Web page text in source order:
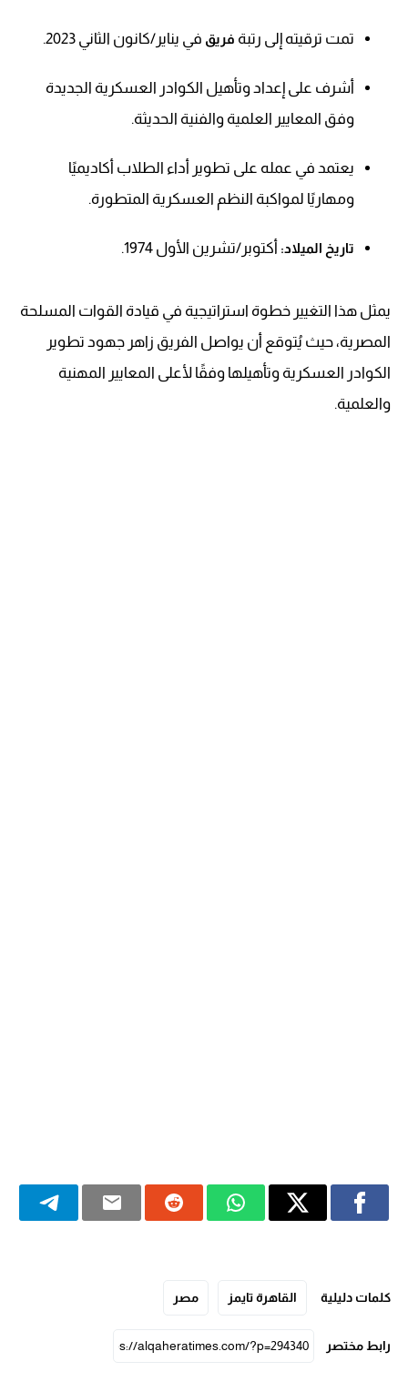
تمت ترقيته إلى رتبة فريق في يناير/كانون الثاني 2023.
أشرف على إعداد وتأهيل الكوادر العسكرية الجديدة
وفق المعايير العلمية والفنية الحديثة.
يعتمد في عمله على تطوير أداء الطلاب أكاديميًا
ومهاريًا لمواكبة النظم العسكرية المتطورة.
تاريخ الميلاد: أكتوبر/تشرين الأول 1974.
يمثل هذا التغيير خطوة استراتيجية في قيادة القوات المسلحة
المصرية، حيث يُتوقع أن يواصل الفريق زاهر جهود تطوير
الكوادر العسكرية وتأهيلها وفقًا لأعلى المعايير المهنية
والعلمية.
كلمات دليلية القاهرة تايمز مصر
رابط مختصر